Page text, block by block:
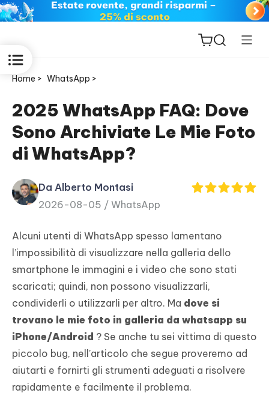
ReiBoot
for iOS
PDNob
PDF
New
iAnyGo
Home > WhatsApp >
2025 WhatsApp FAQ: Dove
Sono Archiviate Le Mie Foto
di WhatsApp?
Da Alberto Montasi
2026-08-05 / WhatsApp
Alcuni utenti di WhatsApp spesso lamentano
l’impossibilità di visualizzare nella galleria dello
smartphone le immagini e i video che sono stati
scaricati; quindi, non possono visualizzarli,
condividerli o utilizzarli per altro. Ma dove si
trovano le mie foto in galleria da whatsapp su
iPhone/Android ? Se anche tu sei vittima di questo
piccolo bug, nell’articolo che segue proveremo ad
aiutarti e fornirti gli strumenti adeguati a risolvere
rapidamente e facilmente il problema.